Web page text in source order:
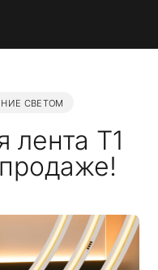
СВЕТОМ
лента T1